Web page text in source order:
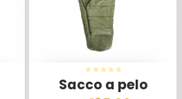
Sacco a pelo